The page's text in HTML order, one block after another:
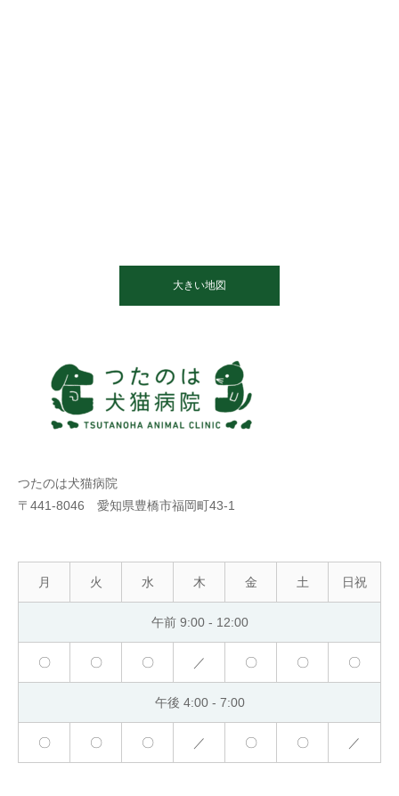
大きい地図
つたのは犬猫病院
〒441-8046 愛知県豊橋市福岡町43-1
月 火 水 木 金 土 日祝
午前 9:00 ‐ 12:00
〇 〇 〇 ／ 〇 〇 〇
午後 4:00 ‐ 7:00
〇 〇 〇 ／ 〇 〇 ／